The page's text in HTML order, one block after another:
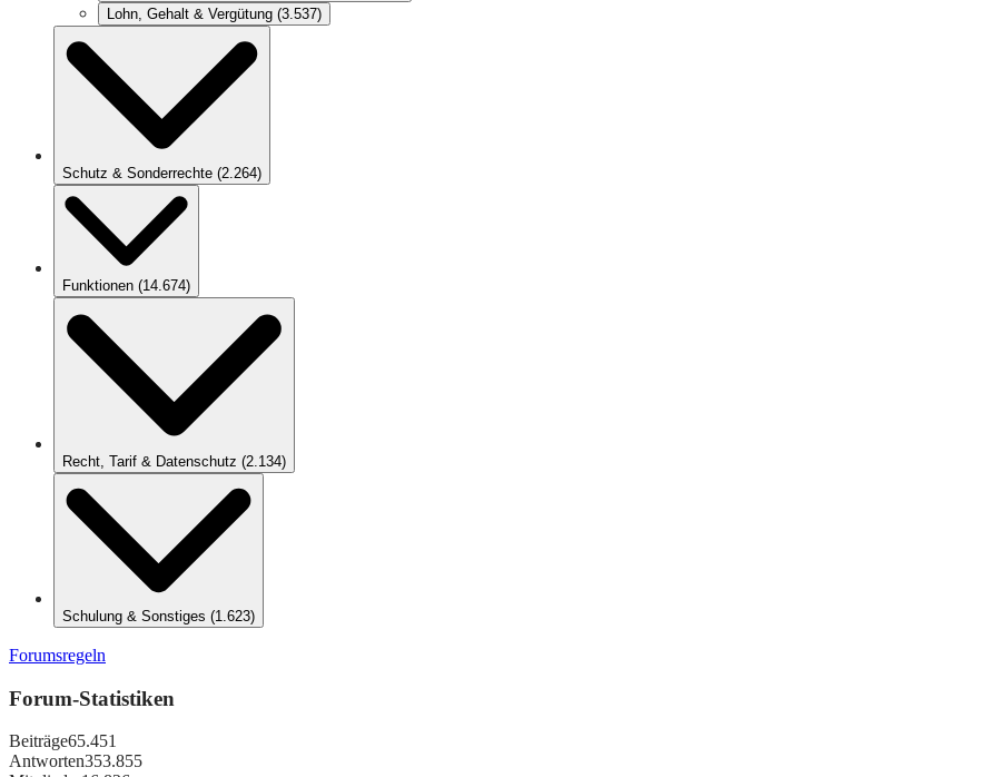
Lohn, Gehalt & Vergütung (3.537)
Schutz & Sonderrechte (2.264)
Funktionen (14.674)
Recht, Tarif & Datenschutz (2.134)
Schulung & Sonstiges (1.623)
Forumsregeln
Forum-Statistiken
Beiträge65.451
Antworten353.855